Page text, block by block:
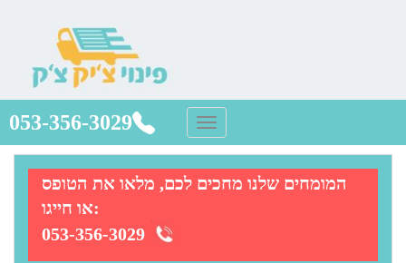
053-356-3029
המומחים שלנו מחכים לכם, מלאו את הטופס
או חייגו:
053-356-3029